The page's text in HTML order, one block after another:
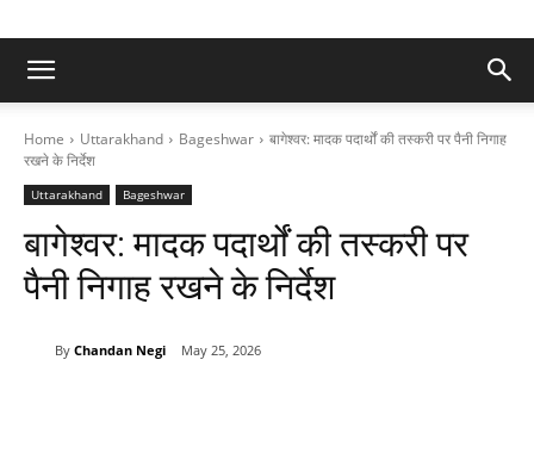
Home Uttarakhand Bageshwar
बागेश्वर: मादक पदार्थों की तस्करी पर पैनी निगाह
रखने के निर्देश
Uttarakhand Bageshwar
बागेश्वर: मादक पदार्थों की तस्करी पर
पैनी निगाह रखने के निर्देश
By Chandan Negi May 25, 2026